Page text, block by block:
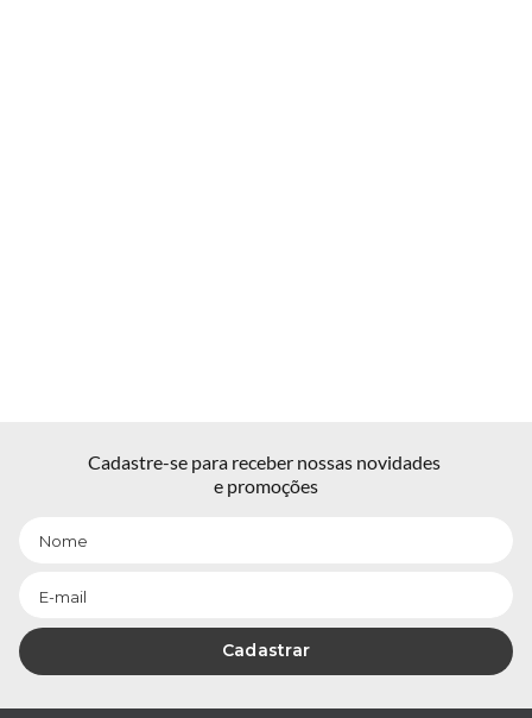
Cadastre-se para receber nossas novidades
e promoções
Cadastrar